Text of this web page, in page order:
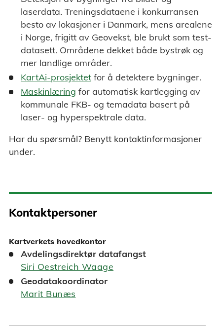
laserdata. Treningsdataene i konkurransen
besto av lokasjoner i Danmark, mens arealene
i Norge, frigitt av Geovekst, ble brukt som test-
datasett. Områdene dekket både bystrøk og
mer landlige områder.
KartAi-prosjektet for å detektere bygninger.
Maskinlæring for automatisk kartlegging av
kommunale FKB- og temadata basert på
laser- og hyperspektrale data.
Har du spørsmål? Benytt kontaktinformasjoner
under.
Kontaktpersoner
Kartverkets hovedkontor
Avdelingsdirektør datafangst
Siri Oestreich Waage
Geodatakoordinator
Marit Bunæs